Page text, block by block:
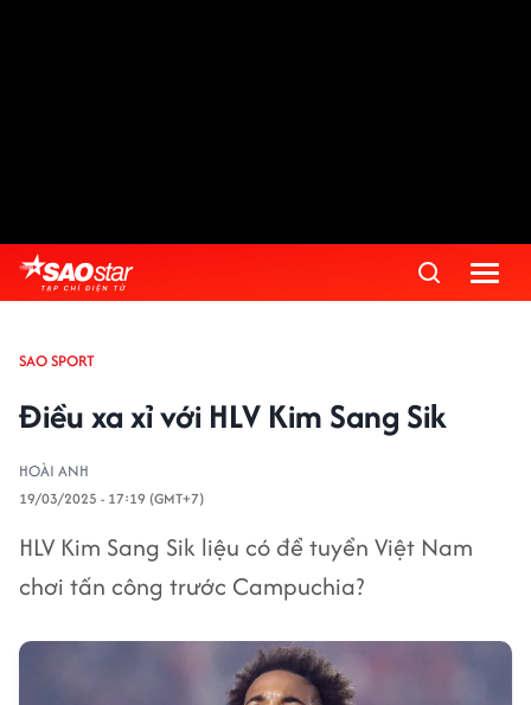
SAO SPORT
Điều xa xỉ với HLV Kim Sang Sik
HOÀI ANH
19/03/2025 - 17:19 (GMT+7)
HLV Kim Sang Sik liệu có để tuyển Việt Nam
chơi tấn công trước Campuchia?